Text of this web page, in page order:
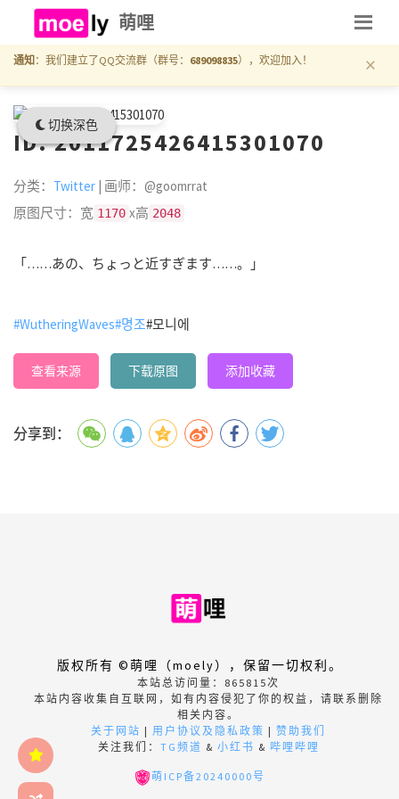
切换深色
萌哩
通知 ：我们建立了QQ交流群（群号： 689098835），欢迎加入！ ×
ID: 2011725426415301070
分类： Twitter | 画师：@goomrrat
原图尺寸：宽 1170 x高 2048
「……あの、ちょっと近すぎます……。」
#WutheringWaves#명조#모니에
查看来源 下载原图 添加收藏
分享到：
版权所有 ©萌哩（moely），保留一切权利。
本站总访问量： 865815次
本站内容收集自互联网，如有内容侵犯了你的权益，请联系删除
相关内容。
关于网站 | 用户协议及隐私政策 | 赞助我们
关注我们： TG频道 & 小红书 & 哔哩哔哩
萌ICP备20240000号